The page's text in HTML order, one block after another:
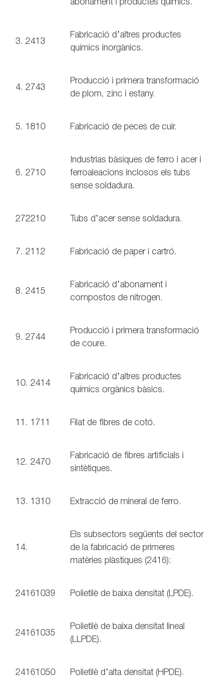
abonament i productes químics.
3. 2413
Fabricació d’altres productes
químics inorgànics.
4. 2743
Producció i primera transformació
de plom, zinc i estany.
5. 1810 Fabricació de peces de cuir.
6. 2710
Industrias bàsiques de ferro i acer i
ferroaleacions inclosos els tubs
sense soldadura.
272210 Tubs d’acer sense soldadura.
7. 2112 Fabricació de paper i cartró.
8. 2415
Fabricació d’abonament i
compostos de nitrogen.
9. 2744
Producció i primera transformació
de coure.
10. 2414
Fabricació d’altres productes
químics orgànics bàsics.
11. 1711 Filat de fibres de cotó.
12. 2470
Fabricació de fibres artificials i
sintètiques.
13. 1310 Extracció de mineral de ferro.
14.
Els subsectors següents del sector
de la fabricació de primeres
matèries plàstiques (2416):
24161039 Polietilè de baixa densitat (LPDE).
24161035
Polietilè de baixa densitat lineal
(LLPDE).
24161050 Polietilè d’alta densitat (HPDE).